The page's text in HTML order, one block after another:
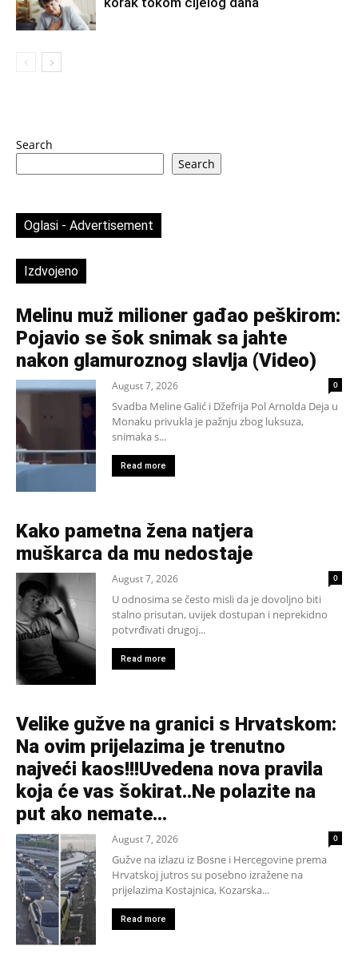
Search
Search
Oglasi - Advertisement
Izdvojeno
Melinu muž milioner gađao peškirom:
Pojavio se šok snimak sa jahte
nakon glamuroznog slavlja (Video)
August 7, 2026 0
Svadba Meline Galić i Džefrija Pol Arnolda Deja u
Monaku privukla je pažnju zbog luksuza,
snimaka s...
Read more
Kako pametna žena natjera
muškarca da mu nedostaje
August 7, 2026 0
U odnosima se često misli da je dovoljno biti
stalno prisutan, uvijek dostupan i neprekidno
potvrđivati drugoj...
Read more
Velike gužve na granici s Hrvatskom:
Na ovim prijelazima je trenutno
najveći kaos!!!Uvedena nova pravila
koja će vas šokirat..Ne polazite na
put ako nemate...
August 7, 2026 0
Gužve na izlazu iz Bosne i Hercegovine prema
Hrvatskoj jutros su posebno izražene na
prijelazima Kostajnica, Kozarska...
Read more